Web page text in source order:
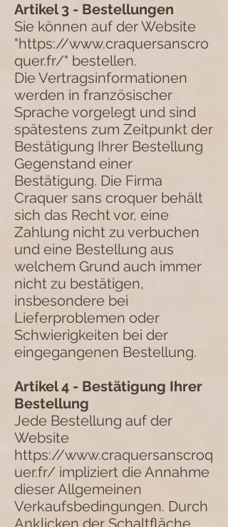
Artikel 3 - Bestellungen
Sie können auf der Website
"https://www.craquersanscro
quer.fr/" bestellen.
Die Vertragsinformationen
werden in französischer
Sprache vorgelegt und sind
spätestens zum Zeitpunkt der
Bestätigung Ihrer Bestellung
Gegenstand einer
Bestätigung. Die Firma
Craquer sans croquer behält
sich das Recht vor, eine
Zahlung nicht zu verbuchen
und eine Bestellung aus
welchem Grund auch immer
nicht zu bestätigen,
insbesondere bei
Lieferproblemen oder
Schwierigkeiten bei der
eingegangenen Bestellung.
Artikel 4 - Bestätigung Ihrer
Bestellung
Jede Bestellung auf der
Website
https://www.craquersanscroq
uer.fr/ impliziert die Annahme
dieser Allgemeinen
Verkaufsbedingungen. Durch
Anklicken der Schaltfläche